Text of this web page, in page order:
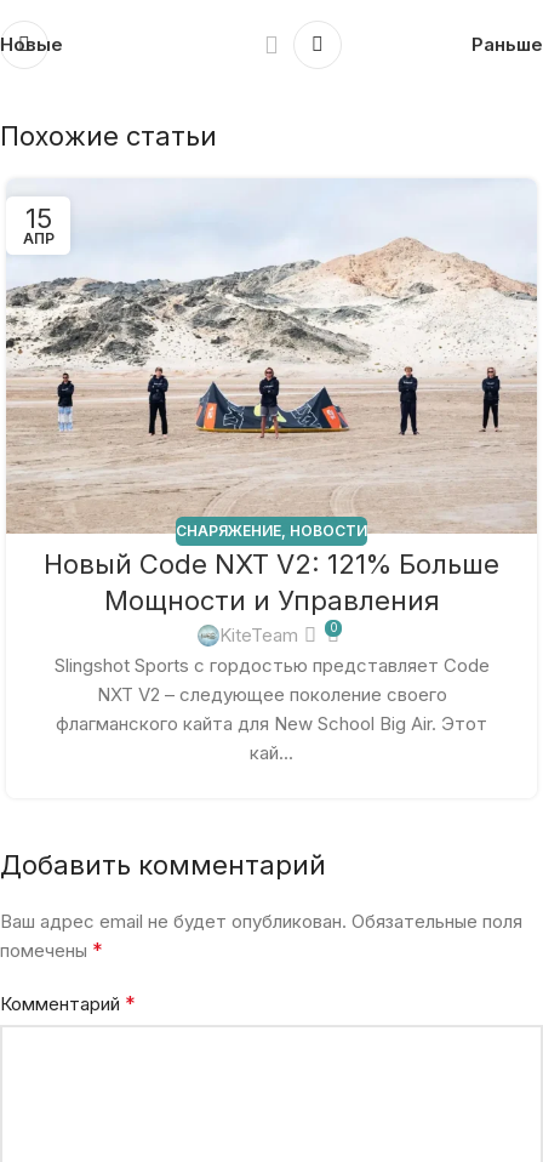
Новые Раньше
Похожие статьи
15
АПР
СНАРЯЖЕНИЕ, НОВОСТИ
Новый Code NXT V2: 121% Больше
Мощности и Управления
KiteTeam 0
Slingshot Sports с гордостью представляет Code
NXT V2 – следующее поколение своего
флагманского кайта для New School Big Air. Этот
кай...
Добавить комментарий
Ваш адрес email не будет опубликован. Обязательные поля
помечены *
Комментарий *